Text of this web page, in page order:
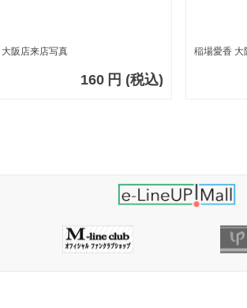
阪店来店写真
160 円 (税込)
稲場愛香 大